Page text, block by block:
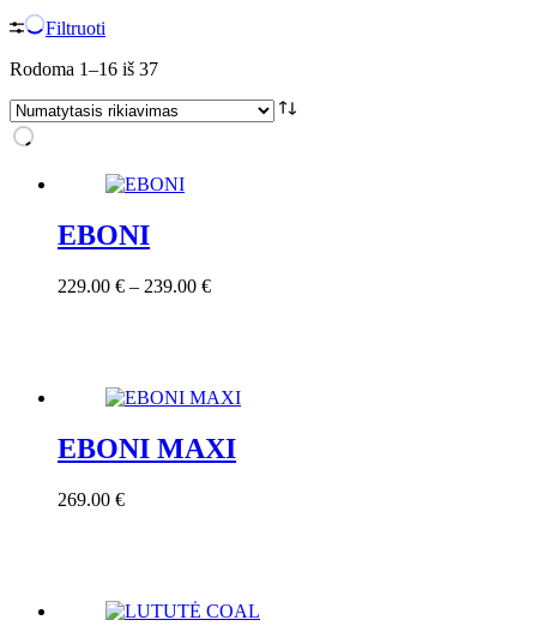
Filtruoti
Rodoma 1–16 iš 37
EBONI
229.00 € – 239.00 €Price
EBONI MAXI
269.00 €